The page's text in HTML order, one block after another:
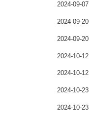
2024-09-07
2024-09-20
2024-09-20
2024-10-12
2024-10-12
2024-10-23
2024-10-23